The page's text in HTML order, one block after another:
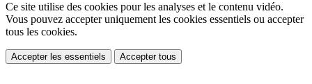
Ce site utilise des cookies pour les analyses et le contenu vidéo.
Vous pouvez accepter uniquement les cookies essentiels ou accepter
tous les cookies.
Accepter les essentiels Accepter tous